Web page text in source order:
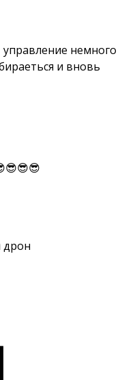
немного
и вновь
дрон